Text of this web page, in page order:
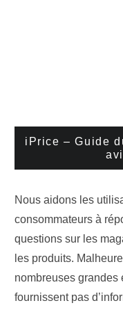
iPrice – Guide
Nous aidons les
consommateurs à
questions sur les
les produits.
nombreuses grandes
fournissent pas